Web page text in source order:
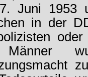
Juni 1953
in der